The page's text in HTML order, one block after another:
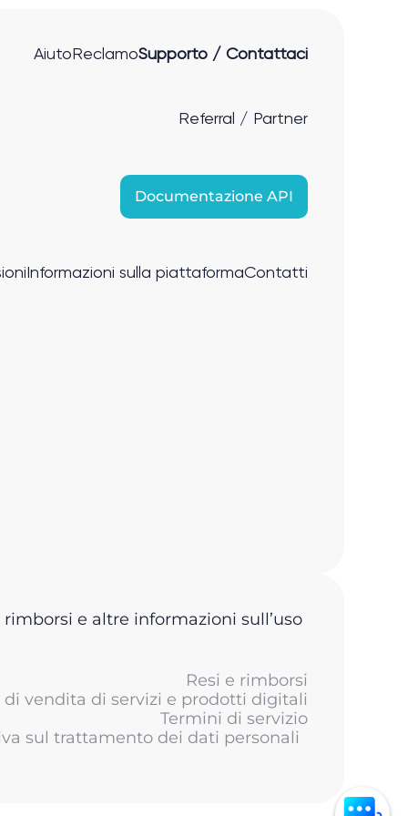
Aiuto ReclamoSupporto / Contattaci
Referral / Partner
Documentazione API
Informazioni sulla piattaformaContatti
e altre informazioni sull’uso
Resi e rimborsi
di vendita di servizi e prodotti digitali
Termini di servizio
sul trattamento dei dati personali